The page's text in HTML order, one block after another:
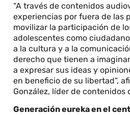
“A través de contenidos
experiencias por fuera de las
movilizar la participación de
adolescentes como
a la cultura y a la
derecho que tienen a
a expresar sus ideas y
en beneficio de su libertad”,
González, líder de contenidos
Generación eureka en el